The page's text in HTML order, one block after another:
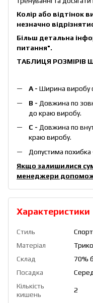
Колір або відтінок
незначно
Більш детальна
питання".
ТАБЛИЦЯ РОЗМІРІВ
А - Ширина виробу
B - Довжина по
до краю виробу.
С - Довжина по
краю виробу.
Допустима похибка
Якщо залишилися
менеджери
Характеристики
Стиль
Матеріал
Склад
70%
Посадка
Кількість
кишень
2